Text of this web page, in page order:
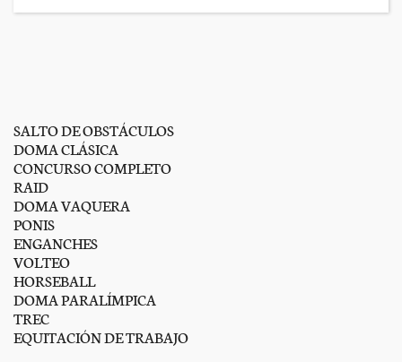
SALTO DE OBSTÁCULOS
DOMA CLÁSICA
CONCURSO COMPLETO
RAID
DOMA VAQUERA
PONIS
ENGANCHES
VOLTEO
HORSEBALL
DOMA PARALÍMPICA
TREC
EQUITACIÓN DE TRABAJO